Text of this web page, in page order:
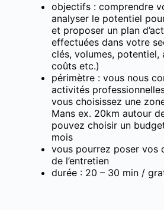
objectifs : comprendre
analyser le potentiel
et proposer un plan
effectuées dans votre
clés, volumes, potentiel,
coûts etc.)
périmètre : vous nous
activités
vous choisissez une
Mans ex. 20km autour
pouvez choisir un
mois
vous pourrez poser vos
de l’entretien
durée : 20 – 30 min /